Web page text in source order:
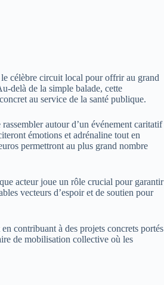
célèbre circuit local pour offrir au grand
delà de la simple balade, cette
au service de la santé publique.
autour d’un événement caritatif
émotions et adrénaline tout en
permettront au plus grand nombre
acteur joue un rôle crucial pour garantir
vecteurs d’espoir et de soutien pour
contribuant à des projets concrets portés
de mobilisation collective où les